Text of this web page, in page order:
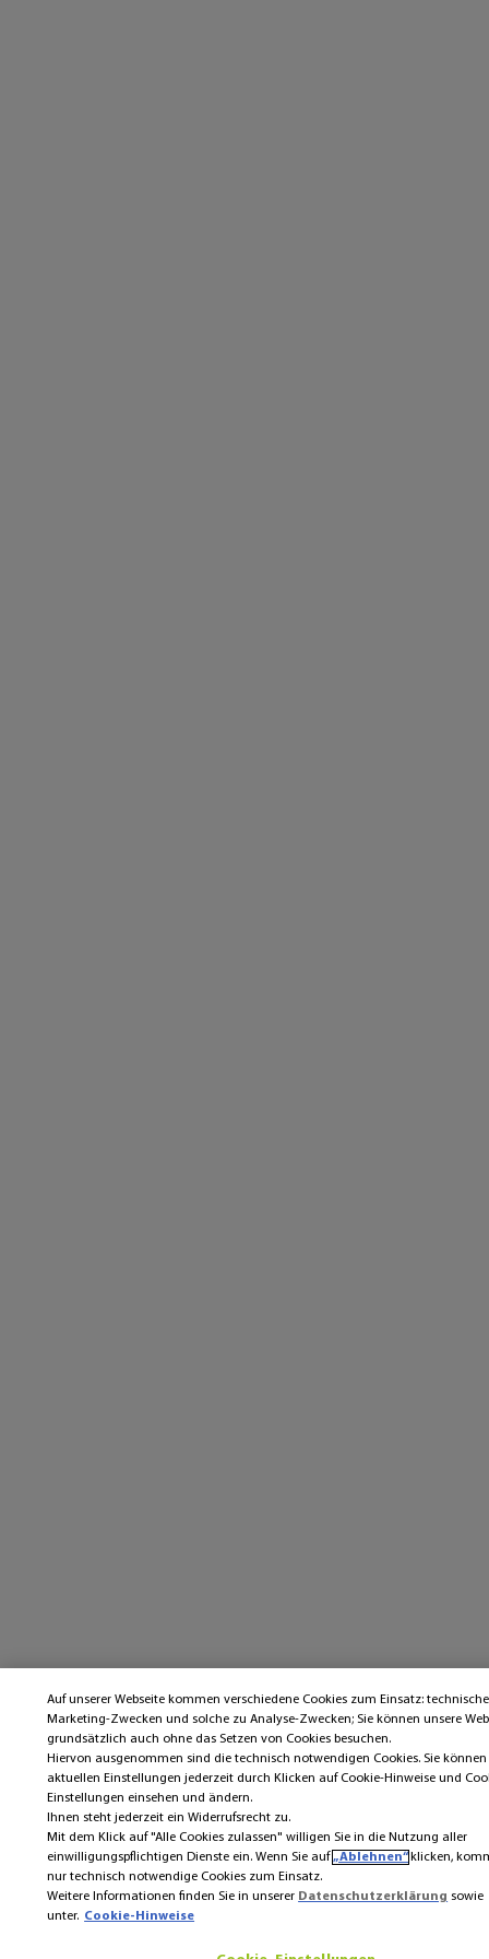
Auf unserer Webseite kommen verschiedene Cookies zum Einsatz:
Marketing-Zwecken und solche zu Analyse-Zwecken; Sie können unsere
grundsätzlich auch ohne das Setzen von Cookies besuchen.
Hiervon ausgenommen sind die technisch notwendigen Cookies. Sie können
aktuellen Einstellungen jederzeit durch Klicken auf Cookie-Hinweise und
Einstellungen einsehen und ändern.
Ihnen steht jederzeit ein Widerrufsrecht zu.
Mit dem Klick auf "Alle Cookies zulassen" willigen Sie in die Nutzung aller
einwilligungspflichtigen Dienste ein. Wenn Sie auf„Ablehnen“ klicken,
nur technisch notwendige Cookies zum Einsatz.
Weitere Informationen finden Sie in unserer Datenschutzerklärung sowie
unter. Cookie-Hinweise